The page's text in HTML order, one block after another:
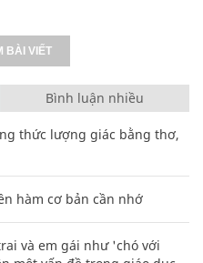
BÀI VIẾT
Bình luận nhiều
thức lượng giác bằng thơ,
hàm cơ bản cần nhớ
và em gái như 'chó với